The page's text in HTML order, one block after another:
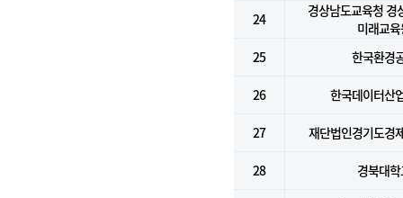
24
경상남도교육청 경
미래교
25
한국환경
26 한국데이터산
27 재단법인경기도경
28 경북대